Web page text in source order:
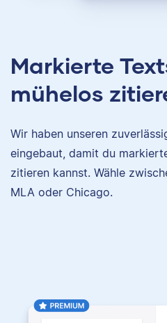
Markierte
mühelos
Wir haben unseren
eingebaut, damit du
zitieren kannst. Wähle
MLA oder Chicago.